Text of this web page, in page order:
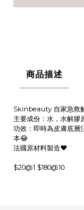
商品描述
Skinbeauty 自家急救
主要成份：水，水解膠
功效：即時為皮膚底層
本😂
法國原材料製造❤️
$20@1 $180@10